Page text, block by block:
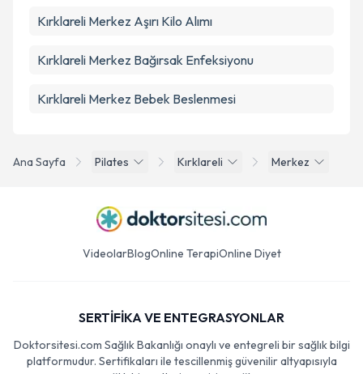
Ana Sayfa Pilates Kırklareli Merkez
Kırklareli Merkez Aşırı Kilo Alımı
Kırklareli Merkez Bağırsak Enfeksiyonu
Kırklareli Merkez Bebek Beslenmesi
VideolarBlogOnline TerapiOnline Diyet
SERTİFİKA VE ENTEGRASYONLAR
Doktorsitesi.com Sağlık Bakanlığı onaylı ve entegreli bir sağlık bilgi
platformudur. Sertifikaları ile tescillenmiş güvenilir altyapısıyla